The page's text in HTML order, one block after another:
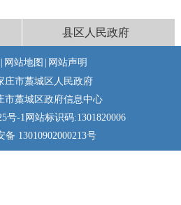
县区人民政府
| 网站地图 | 网站声明
庄市藁城区人民政府
市藁城区政府信息中心
号-1网站标识码:1301820006
备 13010902000213号